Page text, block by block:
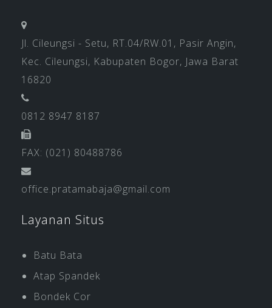
Jl. Cileungsi - Setu, RT.04/RW.01, Pasir Angin,
Kec. Cileungsi, Kabupaten Bogor, Jawa Barat
16820
0812 8947 8187
FAX: (021) 80488786
office.pratamabaja@gmail.com
Layanan Situs
Batu Bata
Atap Spandek
Bondek Cor